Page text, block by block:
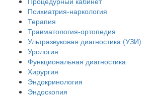
Психиатрия-наркология
Терапия
Травматология-ортопедия
Ультразвуковая диагностика (УЗИ)
Урология
Функциональная диагностика
Хирургия
Эндокринология
Эндоскопия